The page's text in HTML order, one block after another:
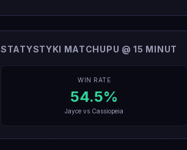
STATYSTYKI MATCHUPU @ 15 MINUT
WIN RATE
54.5%
Jayce vs Cassiopeia